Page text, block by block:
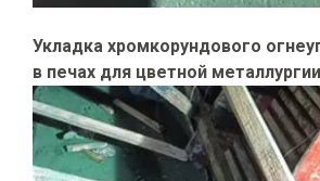
Укладка хромкорундового
в печах для цветной металлургии